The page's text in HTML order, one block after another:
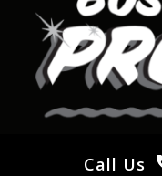
Call Us